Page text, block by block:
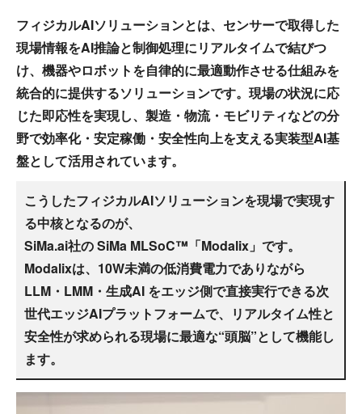
フィジカルAIソリューションとは、センサーで取得した
現場情報をAI推論と制御処理にリアルタイムで結びつ
け、機器やロボットを自律的に最適動作させる仕組みを
統合的に提供するソリューションです。現場の状況に応
じた即応性を実現し、製造・物流・モビリティなどの分
野で効率化・安定稼働・安全性向上を支える実装型AI基
盤として活用されています。
こうしたフィジカルAIソリューションを現場で実現す
る中核となるのが、
SiMa.ai社の SiMa MLSoC™「Modalix」です。
Modalixは、10W未満の低消費電力でありながら
LLM・LMM・生成AI をエッジ側で直接実行できる次
世代エッジAIプラットフォームで、リアルタイム性と
安全性が求められる現場に最適な“頭脳”として機能し
ます。